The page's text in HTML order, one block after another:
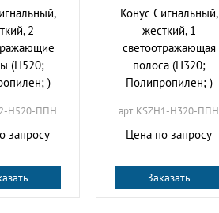
2
(H520;
)
H520-ППН
запросу
Конус Сигнальный,
жесткий, 1
светоотражающая
полоса (H320;
Полипропилен; )
арт. KSZH1-H320-ППН
Цена по запросу
Заказать